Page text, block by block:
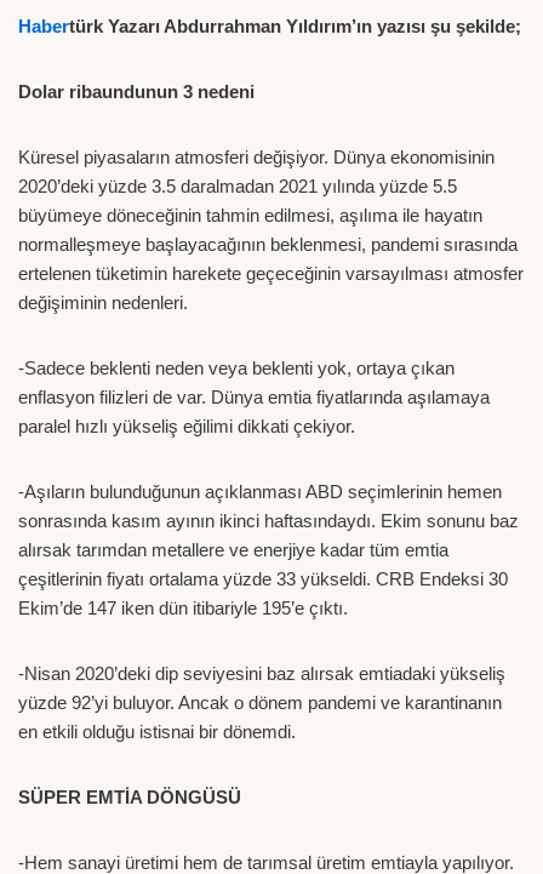
Habertürk Yazarı Abdurrahman Yıldırım’ın yazısı şu şekilde;
Dolar ribaundunun 3 nedeni
Küresel piyasaların atmosferi değişiyor. Dünya ekonomisinin
2020’deki yüzde 3.5 daralmadan 2021 yılında yüzde 5.5
büyümeye döneceğinin tahmin edilmesi, aşılıma ile hayatın
normalleşmeye başlayacağının beklenmesi, pandemi sırasında
ertelenen tüketimin harekete geçeceğinin varsayılması atmosfer
değişiminin nedenleri.
-Sadece beklenti neden veya beklenti yok, ortaya çıkan
enflasyon filizleri de var. Dünya emtia fiyatlarında aşılamaya
paralel hızlı yükseliş eğilimi dikkati çekiyor.
-Aşıların bulunduğunun açıklanması ABD seçimlerinin hemen
sonrasında kasım ayının ikinci haftasındaydı. Ekim sonunu baz
alırsak tarımdan metallere ve enerjiye kadar tüm emtia
çeşitlerinin fiyatı ortalama yüzde 33 yükseldi. CRB Endeksi 30
Ekim’de 147 iken dün itibariyle 195’e çıktı.
-Nisan 2020’deki dip seviyesini baz alırsak emtiadaki yükseliş
yüzde 92’yi buluyor. Ancak o dönem pandemi ve karantinanın
en etkili olduğu istisnai bir dönemdi.
SÜPER EMTİA DÖNGÜSÜ
-Hem sanayi üretimi hem de tarımsal üretim emtiayla yapılıyor.